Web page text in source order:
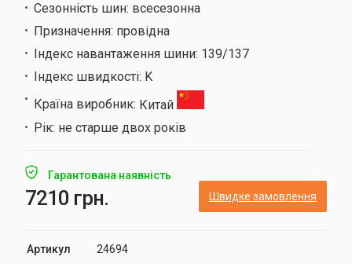
Сезонність шин: всесезонна
Призначення: провідна
Індекс навантаження шини: 139/137
Індекс швидкості: K
Країна виробник: Китай
Рік: не старше двох років
Гарантована наявність
7210 грн. Швидке замовлення
Артикул 24694